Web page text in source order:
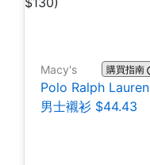
Macy's 購買指南
Polo Ralph Lauren
男士襯衫 $44.43